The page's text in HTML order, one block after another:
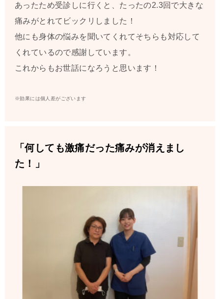
あったため受診しに行くと、たったの2.3回で大きな
痛みがとれてビックリしました！
他にも身体の悩みを聞いてくれてそちらも対応して
くれているので感謝しています。
これからもお世話になろうと思います！
※効果には個人差がございます
「何しても激痛だった痛みが消えまし
た！」